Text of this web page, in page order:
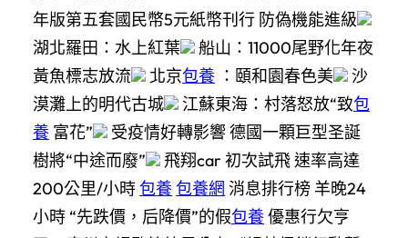
年版第五套國民幣5元紙幣刊行 防偽機能進級
湖北羅田：水上紅葉
船山：11000尾野化年夜
黃魚標志放流
北京包養 ：頤和園春色美
沙
漠灘上的明代古城
江蘇東海：村落怒放“致包
養 富花”
受疫情好轉影響 德國一顆巨型圣誕
樹將“中途而廢”
飛翔car 初次試飛 速率高達
200公里/小時包養包養網 消息排行榜 羊晚24
小時 “先跌價，后降價”的假包養優惠行欠亨